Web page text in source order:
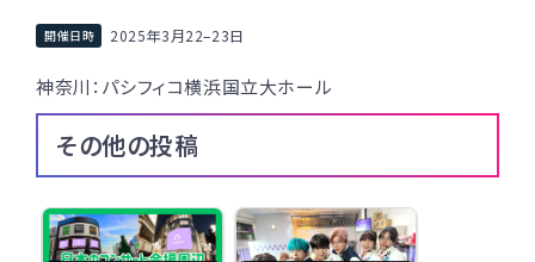
2025年3月22–23日
神奈川：パシフィコ横浜国立大ホール
その他の投稿